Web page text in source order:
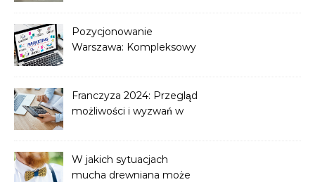
Pozycjonowanie
Warszawa: Kompleksowy
internetowej
Franczyza 2024: Przegląd
możliwości i wyzwań w
W jakich sytuacjach
mucha drewniana może